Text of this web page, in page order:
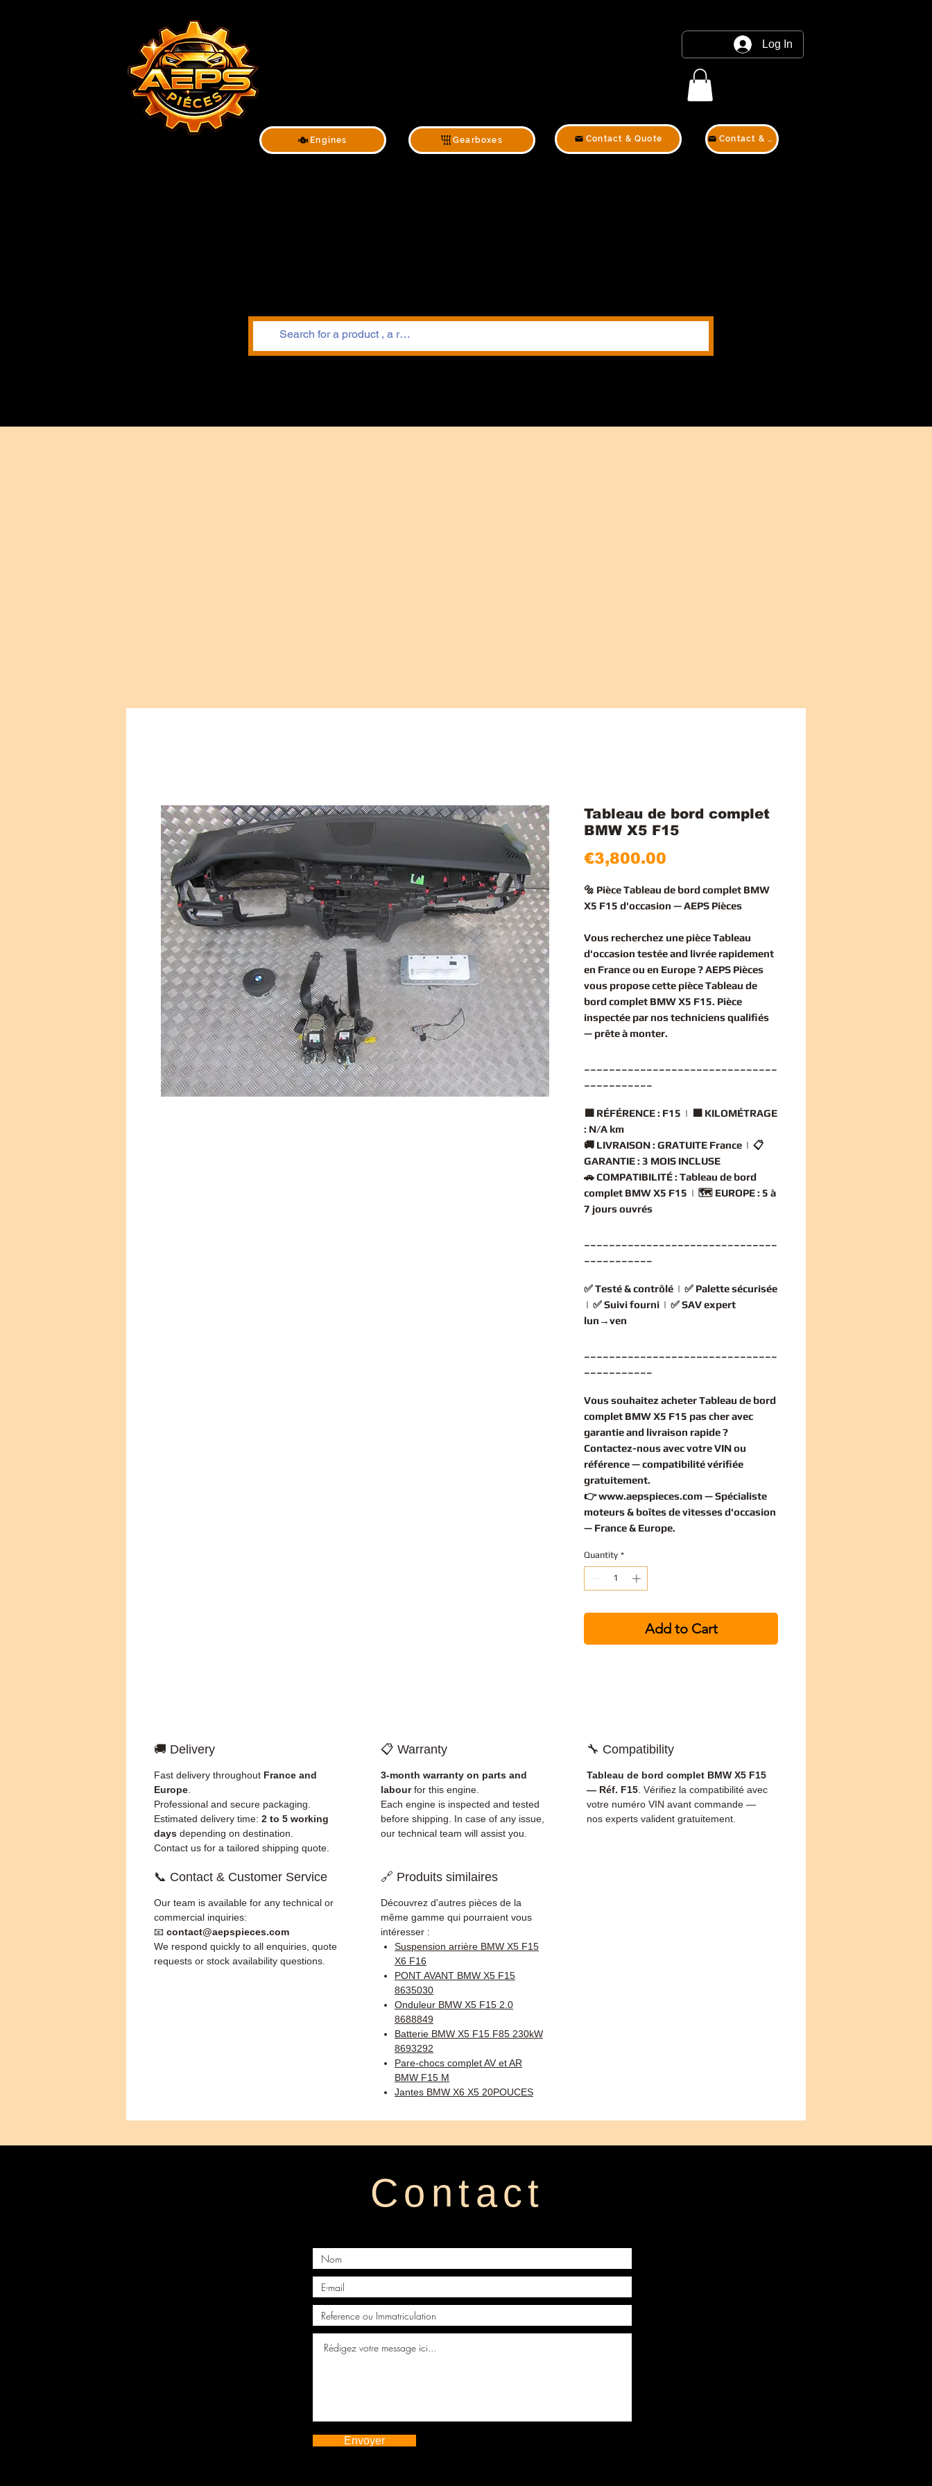
Engines Gearboxes
Log In
Contact & Quote Contact & Quote
Tableau de bord complet
BMW X5 F15
€3,800.00
🔩 Pièce Tableau de bord complet BMW
X5 F15 d'occasion — AEPS Pièces
Vous recherchez une pièce Tableau
d'occasion testée and livrée rapidement
en France ou en Europe ? AEPS Pièces
vous propose cette pièce Tableau de
bord complet BMW X5 F15. Pièce
inspectée par nos techniciens qualifiés
— prête à monter.
🟧 RÉFÉRENCE : F15 | 🟧 KILOMÉTRAGE
: N/A km
🚚 LIVRAISON : GRATUITE France | 📋
GARANTIE : 3 MOIS INCLUSE
🚗COMPATIBILITÉ : Tableau de bord
complet BMW X5 F15 | 🗺️ EUROPE : 5 à
7 jours ouvrés
✅Testé & contrôlé | ✅ Palette sécurisée
| ✅Suivi fourni | ✅SAV expert
lun→ven
Vous souhaitez acheter Tableau de bord
complet BMW X5 F15 pas cheravec
garantie and livraison rapide ?
Contactez-nous avec votre VIN ou
référence — compatibilité vérifiée
gratuitement.
👉www.aepspieces.com— Spécialiste
moteurs & boîtes de vitesses d'occasion
— France & Europe.
Quantity *
Add to Cart
🚚 Delivery
Fast delivery throughout France and
Europe
Professional and secure packaging.
Estimated delivery time: 2 to 5 working
days depending on destination.
Contact us for a tailored shipping quote.
📋 Warranty
3-month warranty on parts and
labourfor this engine.
Each engine is inspected and tested
before shipping. In case of any issue,
our technical team will assist you.
🔧 Compatibility
Tableau de bord complet BMW X5 F15
— Réf. F15 . Vérifiez la compatibilité avec
votre numéro VIN avant commande —
nos experts valident gratuitement.
📞 Contact & Customer Service
Our team is available for any technical or
commercial inquiries:
📧 contact@aepspieces.com
We respond quickly to all enquiries, quote
requests or stock availability questions.
🔗 Produits similaires
Découvrez d'autres pièces de la
même gamme qui pourraient vous
intéresser :
Suspension arrière BMW X5 F15
X6 F16
PONT AVANT BMW X5 F15
8635030
Onduleur BMW X5 F15 2.0
8688849
Batterie BMW X5 F15 F85 230kW
8693292
Pare-chocs complet AV et AR
BMW F15 M
Jantes BMW X6 X5 20POUCES
Contact
Envoyer